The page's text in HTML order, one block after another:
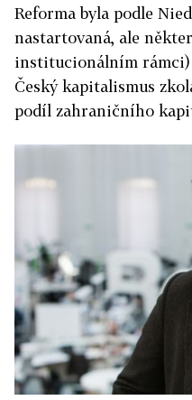
Reforma byla podle
nastartovaná, ale
institucionálním rámci)
Český kapitalismus
podíl zahraničního